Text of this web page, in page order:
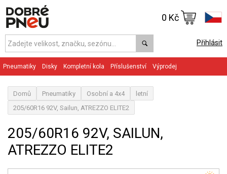
Přihlásit
0 Kč
Pneumatiky Disky Kompletní kola Příslušenství Výprodej
Domů Pneumatiky Osobní a 4x4
letní
205/60R16 92V, Sailun, ATREZZO ELITE2
205/60R16 92V, SAILUN,
ATREZZO ELITE2